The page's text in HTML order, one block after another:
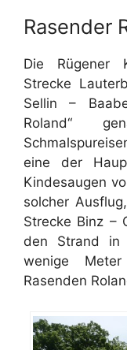
Rasender
Die Rügener
Strecke
Sellin –
Roland“
eine der
Kindesaugen
solcher
Strecke Binz –
den Strand in
wenige
Rasenden